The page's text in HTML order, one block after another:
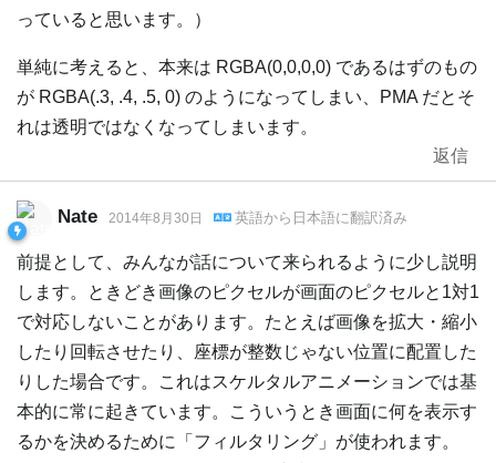
っていると思います。）
単純に考えると、本来は RGBA(0,0,0,0) であるはずのもの
が RGBA(.3, .4, .5, 0) のようになってしまい、PMA だとそ
れは透明ではなくなってしまいます。
返信
Nate 2014年8月30日 英語から 日本語に翻訳済み
前提として、みんなが話について来られるように少し説明
します。ときどき画像のピクセルが画面のピクセルと1対1
で対応しないことがあります。たとえば画像を拡大・縮小
したり回転させたり、座標が整数じゃない位置に配置した
りした場合です。これはスケルタルアニメーションでは基
本的に常に起きています。こういうとき画面に何を表示す
るかを決めるために「フィルタリング」が使われます。